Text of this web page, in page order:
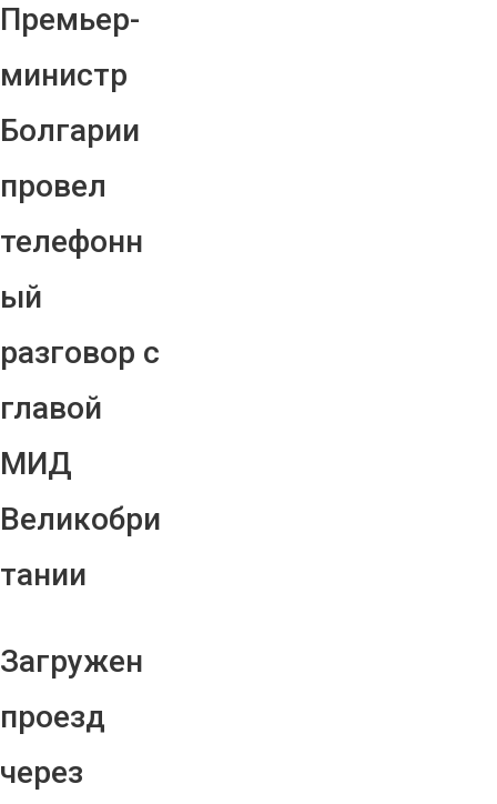
Премьер-
министр
Болгарии
провел
телефонн
ый
разговор с
главой
МИД
Великобри
тании
Загружен
проезд
через